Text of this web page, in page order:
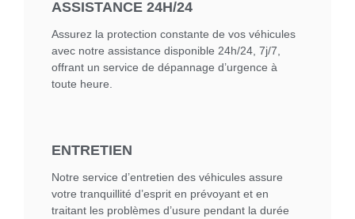
ASSISTANCE 24H/24
Assurez la protection constante de vos véhicules
avec notre assistance disponible 24h/24, 7j/7,
offrant un service de dépannage d’urgence à
toute heure.
ENTRETIEN
Notre service d’entretien des véhicules assure
votre tranquillité d’esprit en prévoyant et en
traitant les problèmes d’usure pendant la durée